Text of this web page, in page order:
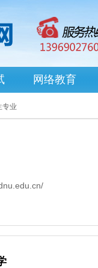
网络教育
专业